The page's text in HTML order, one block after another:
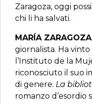
Zaragoza, oggi
chi li ha salvati.
MARÍA ZARAGOZA
giornalista. Ha
l’Instituto de la
riconosciuto il suo
di genere. La
romanzo d’esordio